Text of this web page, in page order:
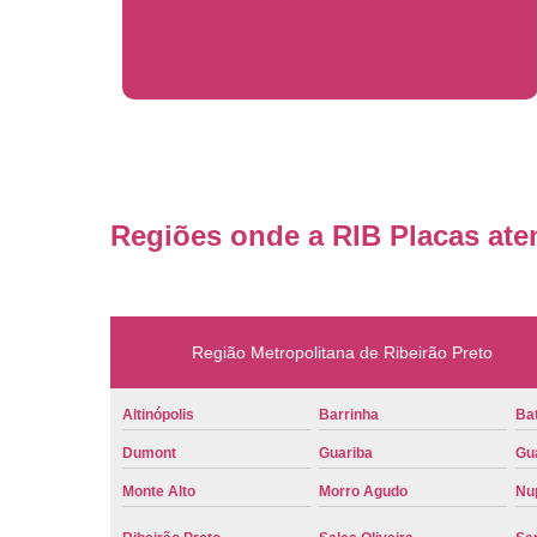
Regiões onde a RIB Placas
Região Metropolitana de Ribeirão Preto
Altinópolis Barrinha
Dumont Guariba
Monte Alto Morro Agudo